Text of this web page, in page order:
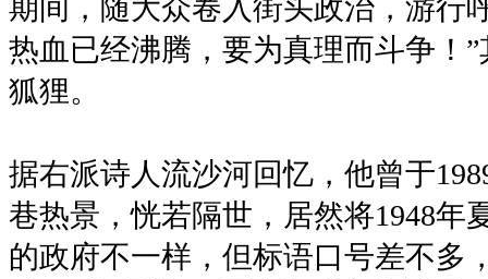
期间，随大众卷入街头政治，游行
热血已经沸腾，要为真理而斗争！
狐狸。
据右派诗人流沙河回忆，他曾于
巷热景，恍若隔世，居然将1948年
的政府不一样，但标语口号差不多